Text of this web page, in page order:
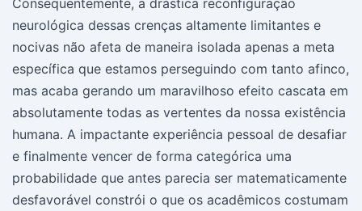
neurológica dessas crenças altamente limitantes e
nocivas não afeta de maneira isolada apenas a meta
específica que estamos perseguindo com tanto afinco,
mas acaba gerando um maravilhoso efeito cascata em
absolutamente todas as vertentes da nossa existência
humana. A impactante experiência pessoal de desafiar
e finalmente vencer de forma categórica uma
probabilidade que antes parecia ser matematicamente
desfavorável constrói o que os acadêmicos costumam